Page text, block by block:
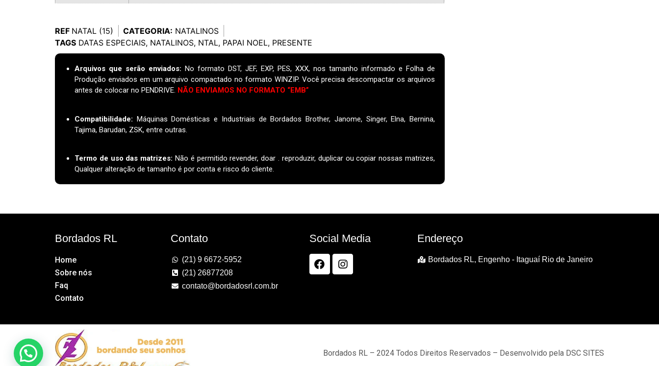
REF NATAL (15) CATEGORIA: NATALINOS
TAGS DATAS ESPECIAIS, NATALINOS, NTAL, PAPAI NOEL, PRESENTE
Arquivos que serão enviados: No formato DST, JEF, EXP, PES, XXX, nos tamanho informado e Folha de
Produção enviados em um arquivo compactado no formato WINZIP. Você precisa descompactar os arquivos
antes de colocar no PENDRIVE. NÃO ENVIAMOS NO FORMATO “EMB”
Compatibilidade: Máquinas Domésticas e Industriais de Bordados Brother, Janome, Singer, Elna, Bernina,
Tajima, Barudan, ZSK, entre outras.
Termo de uso das matrizes: Não é permitido revender, doar . reproduzir, duplicar ou copiar nossas matrizes,
Qualquer alteração de tamanho é por conta e risco do cliente.
Bordados RL
Home
Sobre nós
Faq
Contato
Contato
(21) 9 6672-5952
(21) 26877208
contato@bordadosrl.com.br
Social Media Endereço
Bordados RL, Engenho - Itaguaí Rio de Janeiro
Bordados RL – 2024 Todos Direitos Reservados – Desenvolvido pela DSC SITES